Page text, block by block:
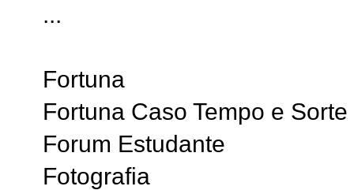
...
Fortuna
Fortuna Caso Tempo e
Forum Estudante
Fotografia